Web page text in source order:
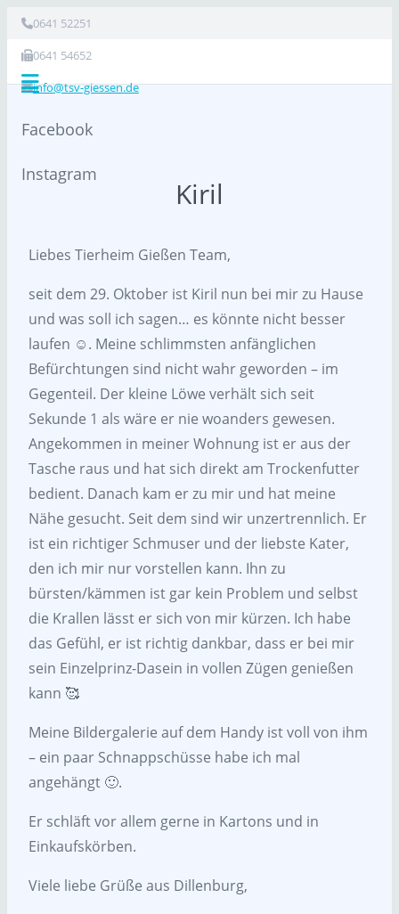
0641 52251
0641 54652
info@tsv-giessen.de
Facebook
Instagram
Kiril
Liebes Tierheim Gießen Team,
seit dem 29. Oktober ist Kiril nun bei mir zu Hause
und was soll ich sagen… es könnte nicht besser
laufen ☺️. Meine schlimmsten anfänglichen
Befürchtungen sind nicht wahr geworden – im
Gegenteil. Der kleine Löwe verhält sich seit
Sekunde 1 als wäre er nie woanders gewesen.
Angekommen in meiner Wohnung ist er aus der
Tasche raus und hat sich direkt am Trockenfutter
bedient. Danach kam er zu mir und hat meine
Nähe gesucht. Seit dem sind wir unzertrennlich. Er
ist ein richtiger Schmuser und der liebste Kater,
den ich mir nur vorstellen kann. Ihn zu
bürsten/kämmen ist gar kein Problem und selbst
die Krallen lässt er sich von mir kürzen. Ich habe
das Gefühl, er ist richtig dankbar, dass er bei mir
sein Einzelprinz-Dasein in vollen Zügen genießen
kann 🥰
Meine Bildergalerie auf dem Handy ist voll von ihm
– ein paar Schnappschüsse habe ich mal
angehängt 🙂.
Er schläft vor allem gerne in Kartons und in
Einkaufskörben.
Viele liebe Grüße aus Dillenburg,